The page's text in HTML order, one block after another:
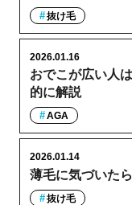
抜け毛
おでこが広い人
的に解説
2026.01.16
AGA
薄毛に気づいた
2026.01.14
抜け毛